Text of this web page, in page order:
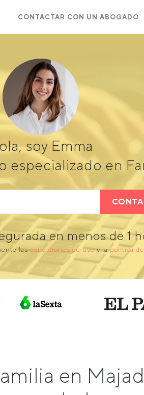
CONTACTAR CON UN ABOGADO
soy Emma
especializado en
en menos de 1
las condiciones de usoy lapolítica
en